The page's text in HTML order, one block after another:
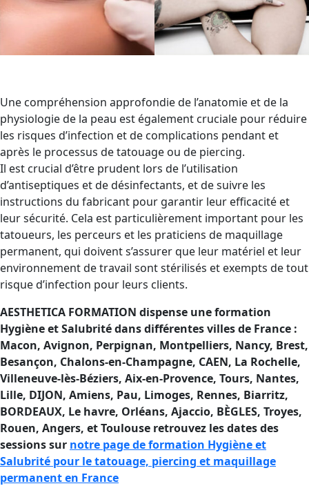
Une compréhension approfondie de l’anatomie et de la
physiologie de la peau est également cruciale pour réduire
les risques d’infection et de complications pendant et
après le processus de tatouage ou de piercing.
Il est crucial d’être prudent lors de l’utilisation
d’antiseptiques et de désinfectants, et de suivre les
instructions du fabricant pour garantir leur efficacité et
leur sécurité. Cela est particulièrement important pour les
tatoueurs, les perceurs et les praticiens de maquillage
permanent, qui doivent s’assurer que leur matériel et leur
environnement de travail sont stérilisés et exempts de tout
risque d’infection pour leurs clients.
AESTHETICA FORMATION dispense une formation
Hygiène et Salubrité dans différentes villes de France :
Macon, Avignon, Perpignan, Montpelliers, Nancy, Brest,
Besançon, Chalons-en-Champagne, CAEN, La Rochelle,
Villeneuve-lès-Béziers, Aix-en-Provence, Tours, Nantes,
Lille, DIJON, Amiens, Pau, Limoges, Rennes, Biarritz,
BORDEAUX, Le havre, Orléans, Ajaccio, BÈGLES, Troyes,
Rouen, Angers, et Toulouse retrouvez les dates des
sessions sur notre page de formation Hygiène et
Salubrité pour le tatouage, piercing et maquillage
permanent en France